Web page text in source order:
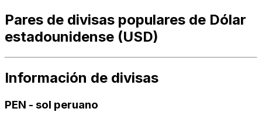
Pares de divisas populares de Dólar
estadounidense (USD)
Información de divisas
PEN - sol peruano